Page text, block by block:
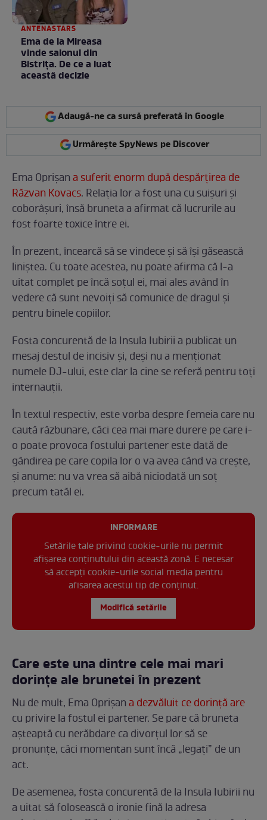
ANTENASTARS
Ema de la Mireasa
vinde salonul din
Bistrița. De ce a luat
această decizie
Adaugă-ne ca sursă preferată în Google
Urmărește SpyNews pe Discover
Ema Oprișana suferit enorm după despărțirea de
Răzvan Kovacs. Relația lor a fost una cu suișuri și
coborâșuri, însă bruneta a afirmat că lucrurile au
fost foarte toxice între ei.
În prezent, încearcă să se vindece și să își găsească
liniștea. Cu toate acestea, nu poate afirma că l-a
uitat complet pe încă soțul ei, mai ales având în
vedere că sunt nevoiți să comunice de dragul și
pentru binele copiilor.
Fosta concurentă de la Insula Iubirii a publicat un
mesaj destul de incisiv și, deși nu a menționat
numele DJ-ului, este clar la cine se referă pentru toți
internauții.
În textul respectiv, este vorba despre femeia care nu
caută răzbunare, căci cea mai mare durere pe care i-
o poate provoca fostului partener este dată de
gândirea pe care copila lor o va avea când va crește,
și anume: nu va vrea să aibă niciodată un soț
precum tatăl ei.
INFORMARE
Setările tale privind cookie-urile nu permit
afișarea conținutului din această zonă. E necesar
să accepți cookie-urile social media pentru
afisarea acestui tip de conținut.
Modifică setările
Care este una dintre cele mai mari
dorințe ale brunetei în prezent
Nu de mult, Ema Oprișana dezvăluit ce dorință are
cu privire la fostul ei partener. Se pare că bruneta
așteaptă cu nerăbdare ca divorțul lor să se
pronunțe, căci momentan sunt încă „legați” de un
act.
De asemenea, fosta concurentă de la Insula Iubirii nu
a uitat să folosească o ironie fină la adresa